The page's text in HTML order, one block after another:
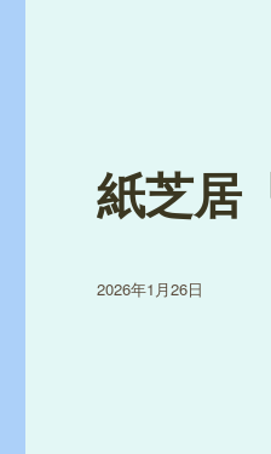
紙芝居
投
2026年1月26日